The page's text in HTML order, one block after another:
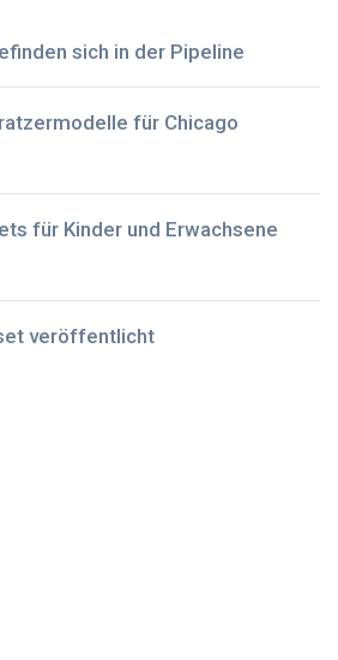
sich in der Pipeline
für Chicago
für Kinder und Erwachsene
veröffentlicht